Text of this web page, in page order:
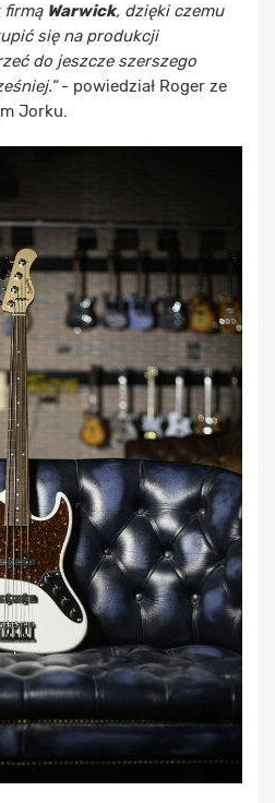
firmą Warwick, dzięki czemu
się na produkcji
do jeszcze szerszego
- powiedział Roger ze
Jorku.